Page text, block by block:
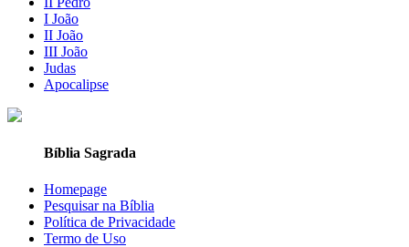
I João
II João
III João
Judas
Apocalipse
Bíblia Sagrada
Homepage
Pesquisar na Bíblia
Política de Privacidade
Termo de Uso